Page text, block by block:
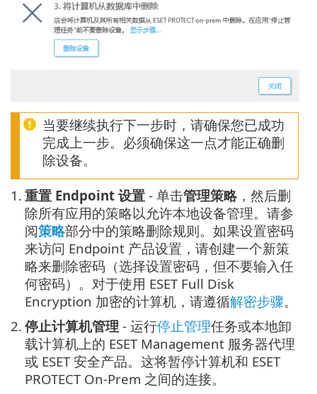
当要继续执行下一步时，请确保您已成功
完成上一步。必须确保这一点才能正确删
除设备。
1. 重置 Endpoint 设置 - 单击管理策略 ，然后删
除所有应用的策略以允许本地设备管理。请参
阅策略部分中的策略删除规则。如果设置密码
来访问 Endpoint 产品设置，请创建一个新策
略来删除密码（选择设置密码，但不要输入任
何密码）。对于使用 ESET Full Disk
Encryption 加密的计算机，请遵循解密步骤。
2. 停止计算机管理 - 运行停止管理任务或本地卸
载计算机上的 ESET Management 服务器代理
或 ESET 安全产品。这将暂停计算机和 ESET
PROTECT On-Prem 之间的连接。